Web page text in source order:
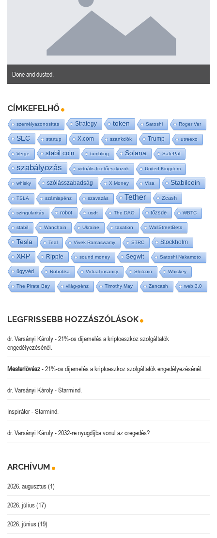
Done and dusted.
CÍMKEFELHŐ
személyazonosítás Strategy token Satoshi Roger Ver
SEC startup X.com szankciók Trump utreexo
Verge stabil coin tumbling Solana SafePal
szabályozás virtuális fizetőeszközök United Kingdom
whisky szólásszabadság X Money Visa Stabilcoin
TSLA számlapénz szavazás Tether Zcash
szingularitás robot usdt The DAO tőzsde WBTC
stabil Wanchain Ukraine taxation WallStreetBets
Tesla Teal Vivek Ramaswamy STRC Stockholm
XRP Ripple sound money Segwit Satoshi Nakamoto
ügyvéd Robotika Virtual insanity Shitcoin Whiskey
The Pirate Bay világ-pénz Timothy May Zencash web 3.0
LEGFRISSEBB HOZZÁSZÓLÁSOK
dr. Varsányi Károly-21%-os díjemelés a kriptoeszköz szolgáltatók
engedélyezésénél.
Mesterlövész-21%-os díjemelés a kriptoeszköz szolgáltatók engedélyezésénél.
dr. Varsányi Károly-Starmind.
Inspirátor-Starmind.
dr. Varsányi Károly-2032-re nyugdíjba vonul az öregedés?
ARCHÍVUM
2026. augusztus(1)
2026. július(17)
2026. június(19)